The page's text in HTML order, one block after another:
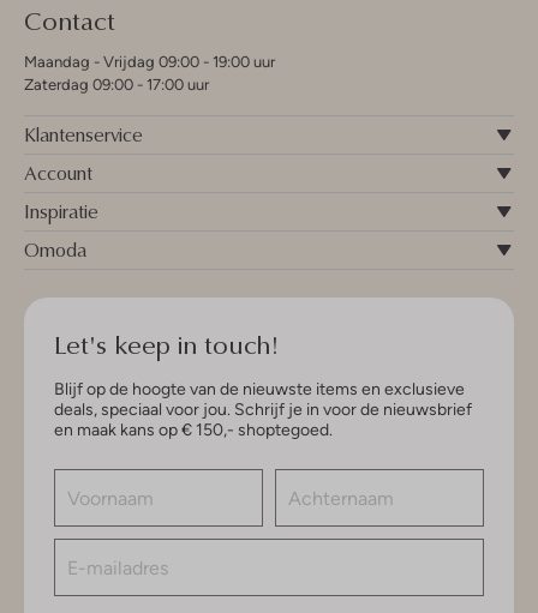
Contact
Maandag - Vrijdag 09:00 - 19:00 uur
Zaterdag 09:00 - 17:00 uur
Klantenservice
Account
Inspiratie
Omoda
Let's keep in touch!
Blijf op de hoogte van de nieuwste items en exclusieve
deals, speciaal voor jou. Schrijf je in voor de nieuwsbrief
en maak kans op € 150,- shoptegoed.